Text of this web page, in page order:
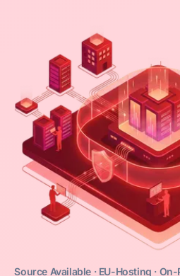
Source Available · EU-Hosting ·